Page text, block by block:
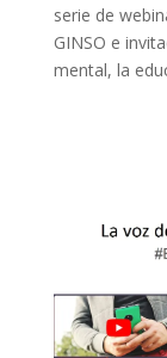
serie de
GINSO e
mental, la